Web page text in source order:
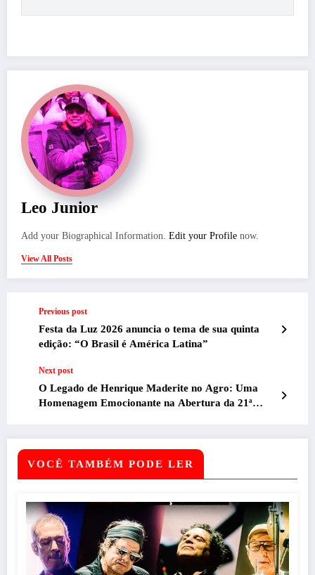
Leo Junior
Add your Biographical Information. Edit your Profile now.
View All Posts
Previous post
Festa da Luz 2026 anuncia o tema de sua quinta
edição: “O Brasil é América Latina”
Next post
O Legado de Henrique Maderite no Agro: Uma
Homenagem Emocionante na Abertura da 21ª
VOCÊ TAMBÉM PODE LER